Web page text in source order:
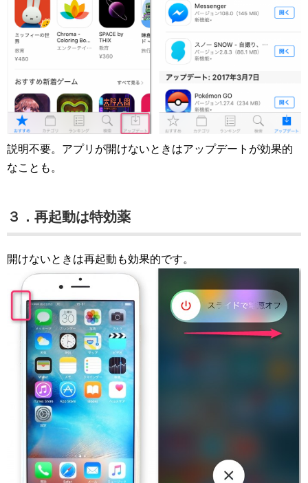
説明不要。アプリが開けないときはアップデートが効果的
なことも。
３．再起動は特効薬
開けないときは再起動も効果的です。